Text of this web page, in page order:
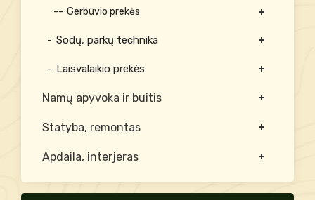
Gerbūvio prekės
Sodų, parkų technika
Laisvalaikio prekės
Namų apyvoka ir buitis
Statyba, remontas
Apdaila, interjeras